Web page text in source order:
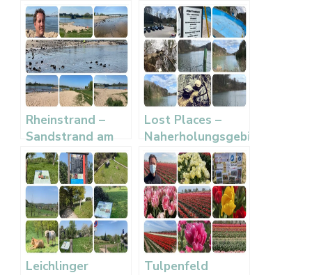
Rheinstrand –
Sandstrand am
Rhein in
Düsseldorf Hamm
Lost Places –
Naherholungsgebiet
Diepentalsperre
Leichlinger
Tulpenfeld